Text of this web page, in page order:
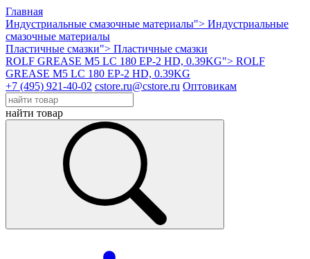
Главная
Индустриальные смазочные материалы"> Индустриальные
смазочные материалы
Пластичные смазки"> Пластичные смазки
ROLF GREASE M5 LС 180 EP-2 HD, 0.39KG"> ROLF
GREASE M5 LС 180 EP-2 HD, 0.39KG
+7 (495) 921-40-02 cstore.ru@cstore.ru Оптовикам
найти товар